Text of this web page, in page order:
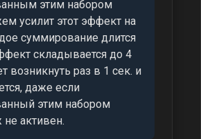
этим набором
усилит этот эффект на
суммирование длится
складывается до 4
возникнуть раз в 1 сек. и
даже если
этим набором
активен.